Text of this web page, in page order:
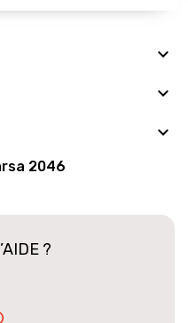



2046
?